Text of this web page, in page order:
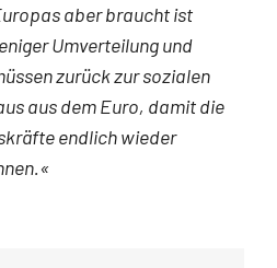
aber braucht ist
Umverteilung und
zurück zur sozialen
aus dem Euro, damit die
endlich wieder